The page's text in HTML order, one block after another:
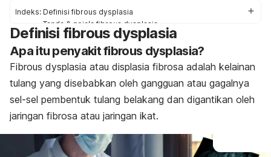
Indeks: Definisi fibrous dysplasia
Tanda & gejala fibrous dysplasia
Penyebab
Faktor risiko fibrous dysplasia
Komplikasi fibrous dysplasia
Diagnosis dan pengobatan fibrous dysplasia
Pengobatan di rumah untuk fibrous dysplasia
Pencegahan fibrous dysplasia
Definisi fibrous dysplasia
Apa itu penyakit fibrous dysplasia?
Fibrous dysplasia atau displasia fibrosa adalah kelainan
tulang yang disebabkan oleh gangguan atau gagalnya
sel-sel pembentuk tulang belakang dan digantikan oleh
jaringan fibrosa atau jaringan ikat.